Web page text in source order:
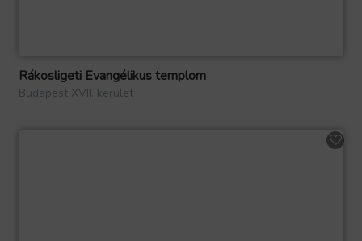
Rákosligeti Evangélikus templom
Budapest XVII. kerület